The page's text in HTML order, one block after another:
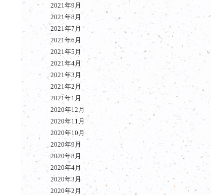
2021年9月
2021年8月
2021年7月
2021年6月
2021年5月
2021年4月
2021年3月
2021年2月
2021年1月
2020年12月
2020年11月
2020年10月
2020年9月
2020年8月
2020年4月
2020年3月
2020年2月